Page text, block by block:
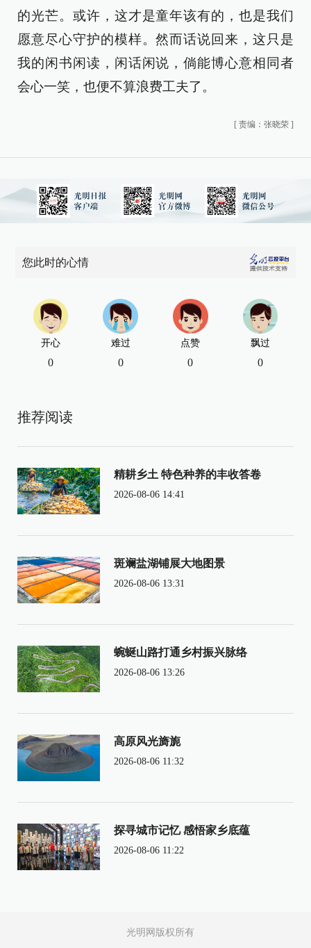
的光芒。或许，这才是童年该有的，也是我们
愿意尽心守护的模样。然而话说回来，这只是
我的闲书闲读，闲话闲说，倘能博心意相同者
会心一笑，也便不算浪费工夫了。
[ 责编：张晓荣 ]
您此时的心情
开心
0
难过
0
点赞
0
飘过
0
推荐阅读
精耕乡土 特色种养的丰收答卷
2026-08-06 14:41
斑斓盐湖铺展大地图景
2026-08-06 13:31
蜿蜒山路打通乡村振兴脉络
2026-08-06 13:26
高原风光旖旎
2026-08-06 11:32
探寻城市记忆 感悟家乡底蕴
2026-08-06 11:22
光明网版权所有